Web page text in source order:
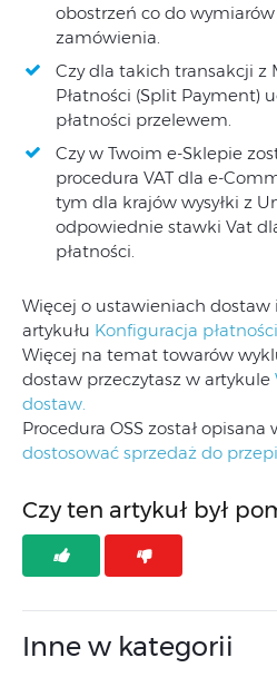
obostrzeń co do
zamówienia.
Czy dla takich transakcji z
Płatności (Split Payment)
płatności przelewem.
Czy w Twoim e-Sklepie
procedura VAT dla e-
tym dla krajów wysyłki z
odpowiednie stawki Vat
płatności.
Więcej o ustawieniach dostaw
artykułu Konfiguracja
Więcej na temat towarów
dostaw przeczytasz w artykule
dostaw.
Procedura OSS został opisana
dostosować sprzedaż do
Czy ten artykuł był
Inne w kategorii